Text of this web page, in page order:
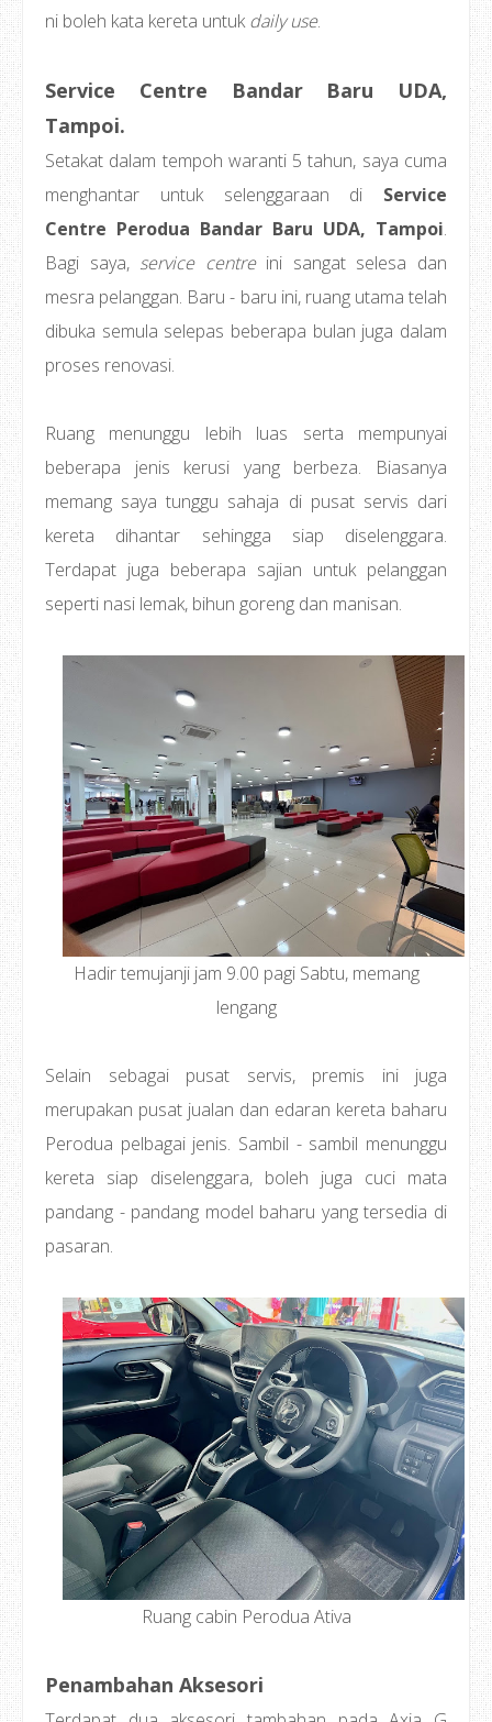
ni boleh kata kereta untukdaily use.
Service Centre Bandar Baru UDA,
Tampoi.
Setakat dalam tempoh waranti 5 tahun, saya cuma
menghantar untuk selenggaraan di Service
Centre Perodua Bandar Baru UDA, Tampoi.
Bagi saya, service centreini sangat selesa dan
mesra pelanggan. Baru - baru ini, ruang utama telah
dibuka semula selepas beberapa bulan juga dalam
proses renovasi.
Ruang menunggu lebih luas serta mempunyai
beberapa jenis kerusi yang berbeza. Biasanya
memang saya tunggu sahaja di pusat servis dari
kereta dihantar sehingga siap diselenggara.
Terdapat juga beberapa sajian untuk pelanggan
seperti nasi lemak, bihun goreng dan manisan.
Hadir temujanji jam 9.00 pagi Sabtu, memang
lengang
Selain sebagai pusat servis, premis ini juga
merupakan pusat jualan dan edaran kereta baharu
Perodua pelbagai jenis. Sambil - sambil menunggu
kereta siap diselenggara, boleh juga cuci mata
pandang - pandang model baharu yang tersedia di
pasaran.
Ruang cabin Perodua Ativa
Penambahan Aksesori